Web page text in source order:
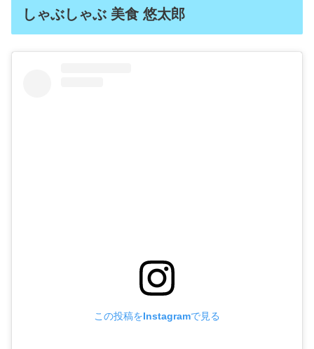
しゃぶしゃぶ 美食 悠太郎
この投稿をInstagramで見る